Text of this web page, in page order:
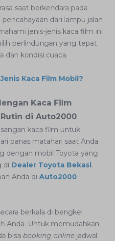
saat berkendara pada
dari lampu jalan
jenis-jenis kaca film ini
perlindungan yang tepat
dan kondisi cuaca.
Kaca Film Mobil?
Kaca Film
di Auto2000
kaca film untuk
panas matahari saat Anda
dengan mobil Toyota yang
di Dealer Toyota Bekasi.
Anda di Auto2000
berkala di bengkel
Anda. Untuk memudahkan
bisa booking online jadwal